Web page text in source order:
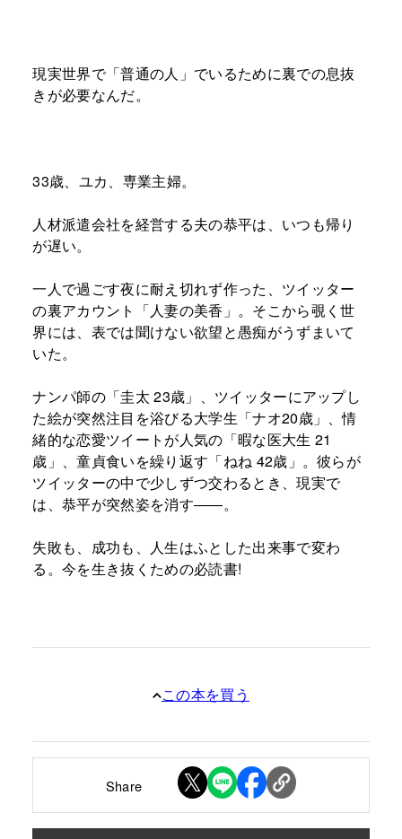
現実世界で「普通の人」でいるために裏での息抜
きが必要なんだ。
33歳、ユカ、専業主婦。
人材派遣会社を経営する夫の恭平は、いつも帰り
が遅い。
一人で過ごす夜に耐え切れず作った、ツイッター
の裏アカウント「人妻の美香」。そこから覗く世
界には、表では聞けない欲望と愚痴がうずまいて
いた。
ナンパ師の「圭太 23歳」、ツイッターにアップし
た絵が突然注目を浴びる大学生「ナオ20歳」、情
緒的な恋愛ツイートが人気の「暇な医大生 21
歳」、童貞食いを繰り返す「ねね 42歳」。彼らが
ツイッターの中で少しずつ交わるとき、現実で
は、恭平が突然姿を消す――。
失敗も、成功も、人生はふとした出来事で変わ
る。今を生き抜くための必読書!
この本を買う
Share